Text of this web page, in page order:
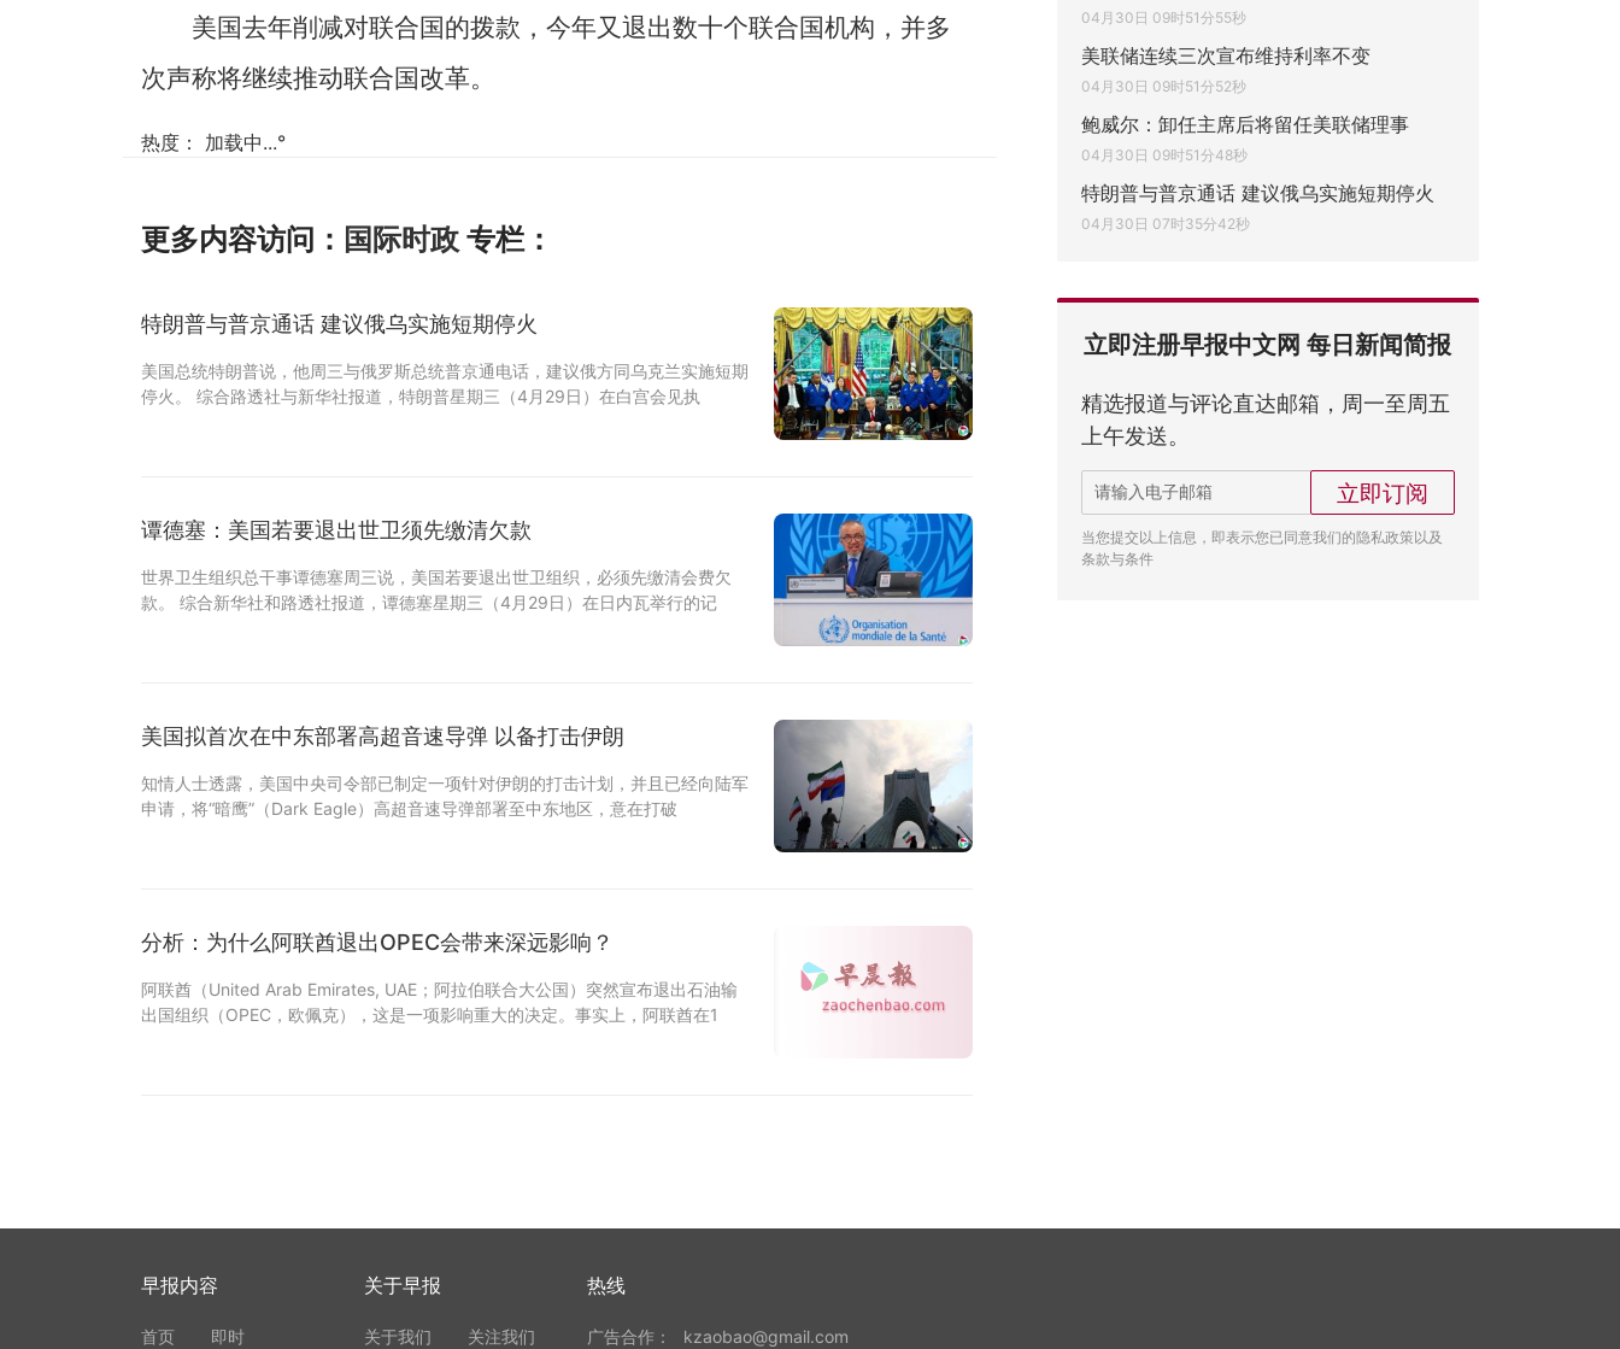
美国去年削减对联合国的拨款，今年又退出数十个联合国机构，并多
次声称将继续推动联合国改革。
热度： 加载中...°
更多内容访问： 国际时政 专栏：
特朗普与普京通话 建议俄乌实施短期停火
美国总统特朗普说，他周三与俄罗斯总统普京通电话，建议俄方同乌克兰实施短期
停火。 综合路透社与新华社报道，特朗普星期三（4月29日）在白宫会见执
谭德塞：美国若要退出世卫须先缴清欠款
世界卫生组织总干事谭德塞周三说，美国若要退出世卫组织，必须先缴清会费欠
款。 综合新华社和路透社报道，谭德塞星期三（4月29日）在日内瓦举行的记
美国拟首次在中东部署高超音速导弹 以备打击伊朗
知情人士透露，美国中央司令部已制定一项针对伊朗的打击计划，并且已经向陆军
申请，将“暗鹰”（Dark Eagle）高超音速导弹部署至中东地区，意在打破
分析：为什么阿联酋退出OPEC会带来深远影响？
阿联酋（United Arab Emirates, UAE；阿拉伯联合大公国）突然宣布退出石油输
出国组织（OPEC，欧佩克），这是一项影响重大的决定。事实上，阿联酋在1
04月30日 09时51分55秒
美联储连续三次宣布维持利率不变
04月30日 09时51分52秒
鲍威尔：卸任主席后将留任美联储理事
04月30日 09时51分48秒
特朗普与普京通话 建议俄乌实施短期停火
04月30日 07时35分42秒
立即注册早报中文网 每日新闻简报
精选报道与评论直达邮箱，周一至周五
上午发送。
立即订阅
当您提交以上信息，即表示您已同意我们的隐私政策以及
条款与条件
早报内容
首页 即时
关于早报
关于我们 关注我们
热线
广告合作： kzaobao@gmail.com